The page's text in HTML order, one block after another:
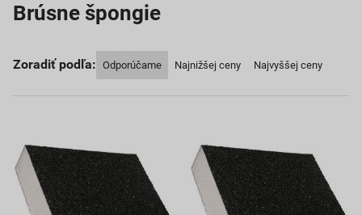
Brúsne špongie
Zoradiť podľa: Odporúčame Najnižšej ceny Najvyššej ceny